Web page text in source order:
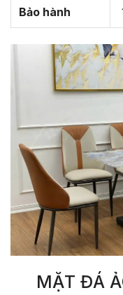
Bảo hành
MẶT ĐÁ